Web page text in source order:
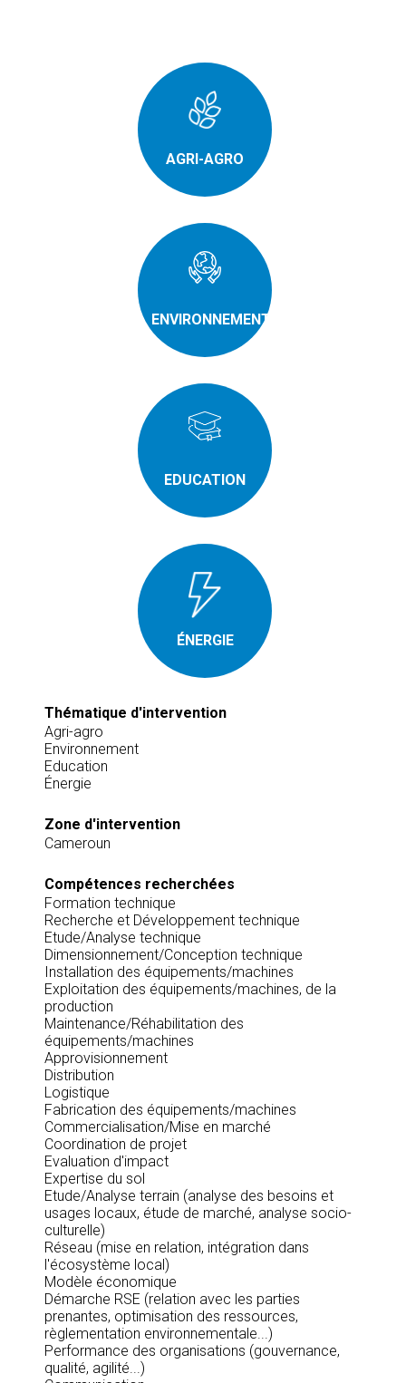
AGRI-AGRO
ENVIRONNEMENT
EDUCATION
ÉNERGIE
Thématique d'intervention
Agri-agro
Environnement
Education
Énergie
Zone d'intervention
Cameroun
Compétences recherchées
Formation technique
Recherche et Développement technique
Etude/Analyse technique
Dimensionnement/Conception technique
Installation des équipements/machines
Exploitation des équipements/machines, de la
production
Maintenance/Réhabilitation des
équipements/machines
Approvisionnement
Distribution
Logistique
Fabrication des équipements/machines
Commercialisation/Mise en marché
Coordination de projet
Evaluation d'impact
Expertise du sol
Etude/Analyse terrain (analyse des besoins et
usages locaux, étude de marché, analyse socio-
culturelle)
Réseau (mise en relation, intégration dans
l'écosystème local)
Modèle économique
Démarche RSE (relation avec les parties
prenantes, optimisation des ressources,
règlementation environnementale...)
Performance des organisations (gouvernance,
qualité, agilité...)